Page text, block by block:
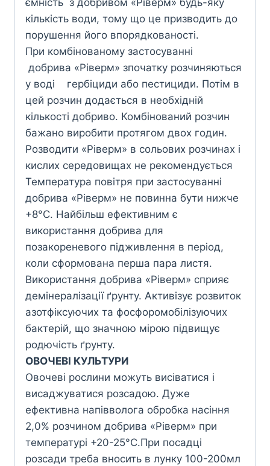
ємність з добривом «Ріверм» будь-яку
кількість води, тому що це призводить до
порушення його впорядкованості.
При комбінованому застосуванні
добрива «Ріверм» зпочатку розчиняються
у воді гербіциди або пестициди. Потім в
цей розчин додається в необхідній
кількості добриво. Комбінований розчин
бaжано виробити протягом двох годин.
Розводити «Ріверм» в сольових розчинах i
кислих середовищах не рекомендується
Температура повітря при застосуванні
добрива «Ріверм» не повинна бути нижче
+8°C. Найбільш ефективним є
використання добрива для
позакореневого підживлення в період,
коли сформована перша пара листя.
Використання добрива «Ріверм» сприяє
демінералізації ґрунту. Активізує розвиток
азотфіксуючих та фосфоромобілізуючих
бактерій, що значною мірою підвищує
родючість ґрунту.
ОВОЧЕВІ КУЛЬТУРИ
Овочеві рослини можуть висіватися i
висаджуватися розсадою. Дуже
ефективна напівволога обробка насіння
2,0% розчином добрива «Ріверм» при
температурі +20-25°C.При посадці
розсади треба вносить в лунку 100-200мл